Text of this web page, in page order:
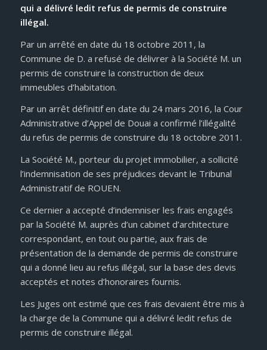
qui a délivré ledit refus de permis de construire
illégal.
Par un arrêté en date du 18 octobre 2011, la
Commune de D. a refusé de délivrer à la Société M. un
permis de construire la construction de deux
immeubles d’habitation.
Par un arrêt définitif en date du 24 mars 2016, la Cour
Administrative d’Appel de Douai a confirmé l’illégalité
du refus de permis de construire du 18 octobre 2011.
La Société M., porteur du projet immobilier, a sollicité
l’indemnisation de ses préjudices devant le Tribunal
Administratif de ROUEN.
Ce dernier a accepté d’indemniser les frais engagés
par la Société M. auprès d’un cabinet d’architecture
correspondant, en tout ou partie, aux frais de
présentation de la demande de permis de construire
qui a donné lieu au refus illégal, sur la base des devis
acceptés et notes d’honoraires fournis.
Les Juges ont estimé que ces frais devaient être mis à
la charge de la Commune qui a délivré ledit refus de
permis de construire illégal.